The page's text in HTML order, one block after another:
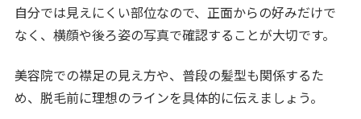
自分では見えにくい部位なので、正面からの好みだけで
なく、横顔や後ろ姿の写真で確認することが大切です。
美容院での襟足の見え方や、普段の髪型も関係するた
め、脱毛前に理想のラインを具体的に伝えましょう。